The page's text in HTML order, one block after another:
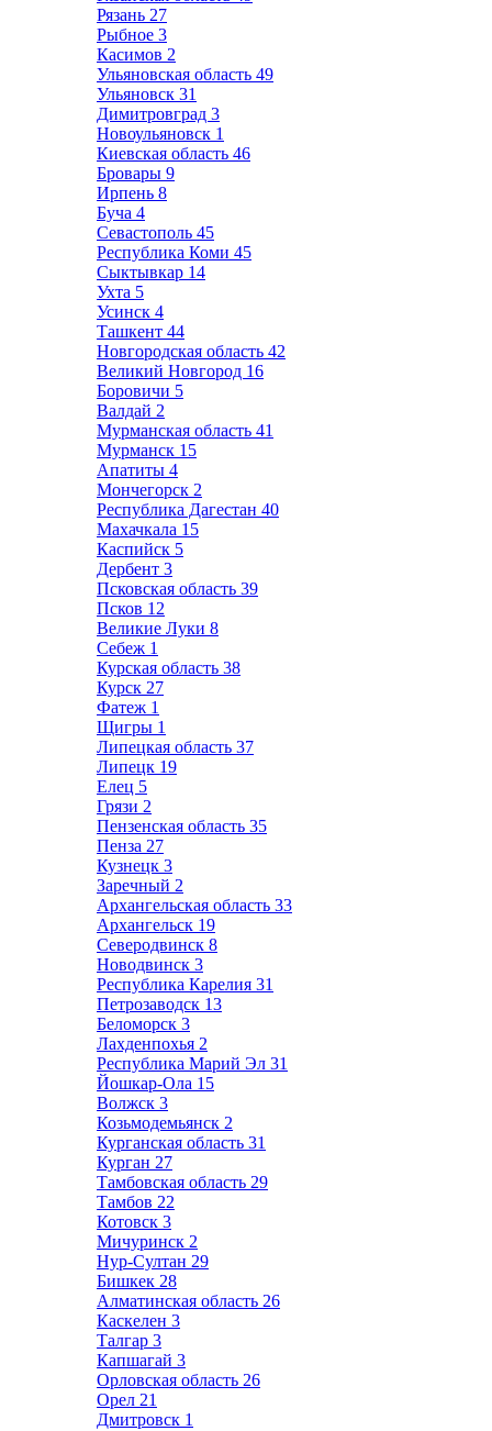
Рязань 27
Рыбное 3
Касимов 2
Ульяновская область 49
Ульяновск 31
Димитровград 3
Новоульяновск 1
Киевская область 46
Бровары 9
Ирпень 8
Буча 4
Севастополь 45
Республика Коми 45
Сыктывкар 14
Ухта 5
Усинск 4
Ташкент 44
Новгородская область 42
Великий Новгород 16
Боровичи 5
Валдай 2
Мурманская область 41
Мурманск 15
Апатиты 4
Мончегорск 2
Республика Дагестан 40
Махачкала 15
Каспийск 5
Дербент 3
Псковская область 39
Псков 12
Великие Луки 8
Себеж 1
Курская область 38
Курск 27
Фатеж 1
Щигры 1
Липецкая область 37
Липецк 19
Елец 5
Грязи 2
Пензенская область 35
Пенза 27
Кузнецк 3
Заречный 2
Архангельская область 33
Архангельск 19
Северодвинск 8
Новодвинск 3
Республика Карелия 31
Петрозаводск 13
Беломорск 3
Лахденпохья 2
Республика Марий Эл 31
Йошкар-Ола 15
Волжск 3
Козьмодемьянск 2
Курганская область 31
Курган 27
Тамбовская область 29
Тамбов 22
Котовск 3
Мичуринск 2
Нур-Султан 29
Бишкек 28
Алматинская область 26
Каскелен 3
Талгар 3
Капшагай 3
Орловская область 26
Орел 21
Дмитровск 1